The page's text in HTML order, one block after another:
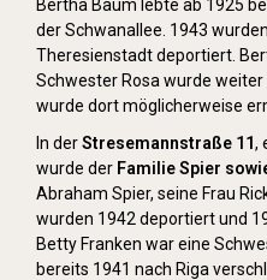
Bertha Baum lebte ab 1925
der Schwanallee. 1943
Theresienstadt deportiert.
Schwester Rosa wurde
wurde dort möglicherweise
In derStresemannstraße 11,
wurde der Familie Spier
Abraham Spier, seine Frau
wurden 1942 deportiert und
Betty Franken war eine
bereits 1941 nach Riga